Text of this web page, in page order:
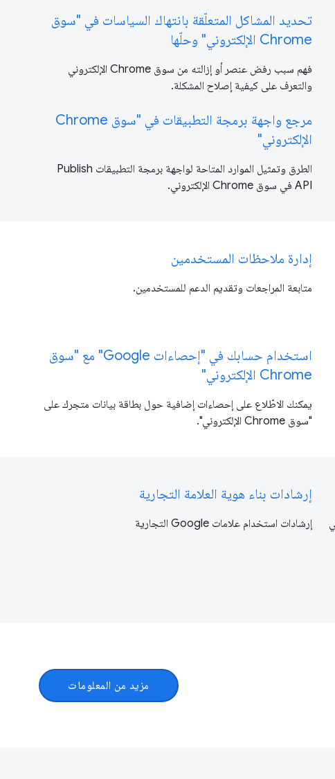
تحديد المشاكل المتعلّقة بانتهاك السياسات في "سوق
Chrome الإلكتروني" وحلّها
فهم سبب رفض عنصر أو إزالته من سوق Chrome الإلكتروني
والتعرف على كيفية إصلاح المشكلة.
مرجع واجهة برمجة التطبيقات في "سوق Chrome
الإلكتروني"
الطرق وتمثيل الموارد المتاحة لواجهة برمجة التطبيقات Publish
API في سوق Chrome الإلكتروني.
إدارة ملاحظات المستخدمين
متابعة المراجعات وتقديم الدعم للمستخدمين.
استخدام حسابك في "إحصاءات Google" مع "سوق
Chrome الإلكتروني"
يمكنك الاطّلاع على إحصاءات إضافية حول بطاقة بيانات متجرك على
"سوق Chrome الإلكتروني".
إرشادات بناء هوية العلامة التجارية
إرشادات استخدام علامات Google التجارية
مزيد من المعلومات